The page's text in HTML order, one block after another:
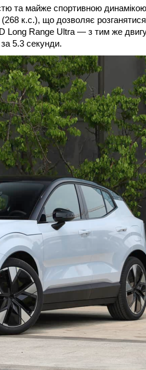
та майже спортивною
к.с.), що дозволяє
Long Range Ultra — з тим же
5.3 секунди.